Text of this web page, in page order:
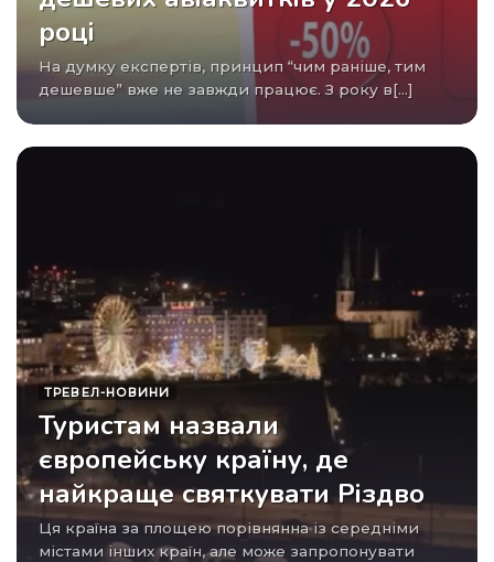
році
На думку експертів, принцип “чим раніше, тим
дешевше” вже не завжди працює. З року в[...]
ТРЕВЕЛ-НОВИНИ
Туристам назвали
європейську країну, де
найкраще святкувати Різдво
Ця країна за площею порівнянна із середніми
містами інших країн, але може запропонувати